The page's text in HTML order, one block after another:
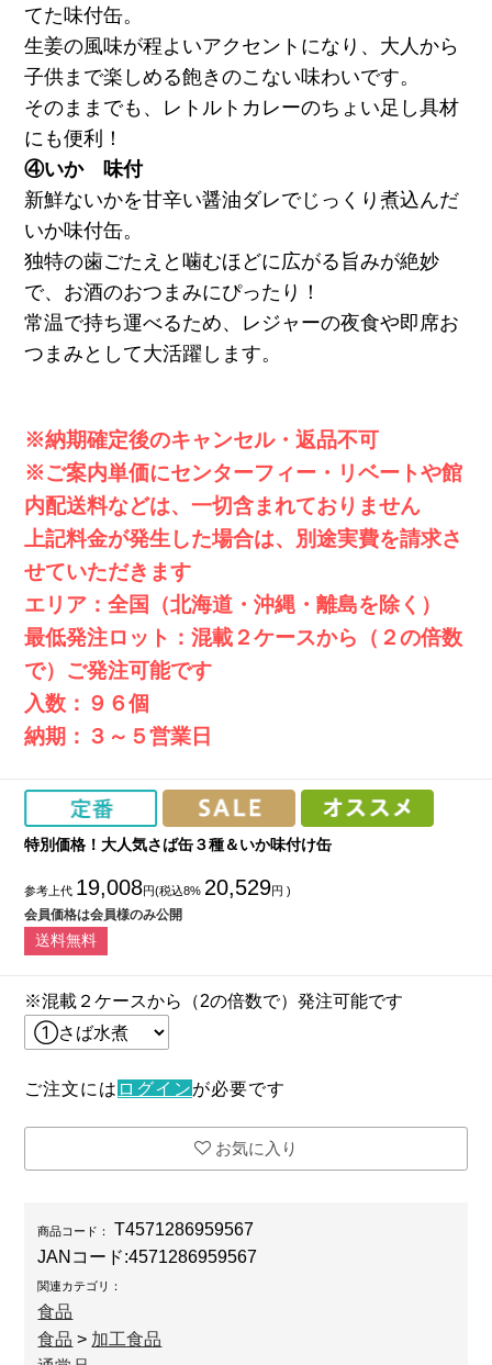
てた味付缶。
生姜の風味が程よいアクセントになり、大人から
子供まで楽しめる飽きのこない味わいです。
そのままでも、レトルトカレーのちょい足し具材
にも便利！
④いか 味付
新鮮ないかを甘辛い醤油ダレでじっくり煮込んだ
いか味付缶。
独特の歯ごたえと噛むほどに広がる旨みが絶妙
で、お酒のおつまみにぴったり！
常温で持ち運べるため、レジャーの夜食や即席お
つまみとして大活躍します。
※納期確定後のキャンセル・返品不可
※ご案内単価にセンターフィー・リベートや館
内配送料などは、一切含まれておりません
上記料金が発生した場合は、別途実費を請求さ
せていただきます
エリア：全国（北海道・沖縄・離島を除く）
最低発注ロット：混載２ケースから（２の倍数
で）ご発注可能です
入数：９６個
納期：３～５営業日
特別価格！大人気さば缶３種＆いか味付け缶
参考上代 19,008円(税込8% 20,529円 )
会員価格は会員様のみ公開
送料無料
※混載２ケースから（2の倍数で）発注可能です
ご注文には ログインが必要です
お気に入り
商品コード：
T4571286959567
JANコード:4571286959567
関連カテゴリ：
食品
食品 > 加工食品